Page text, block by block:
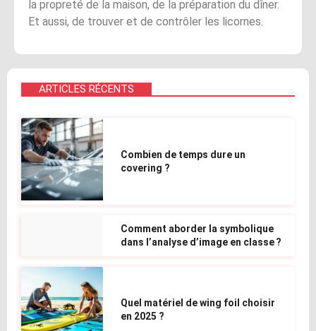
la propreté de la maison, de la préparation du dîner.
Et aussi, de trouver et de contrôler les licornes.
ARTICLES RÉCENTS
Combien de temps dure un
covering ?
Comment aborder la symbolique
dans l’analyse d’image en classe ?
Quel matériel de wing foil choisir
en 2025 ?